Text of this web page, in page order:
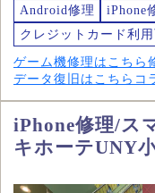
Android修理 iPhone
クレジットカード利
ゲーム機修理はこちら
データ復旧はこちら コ
iPhone修理/ス
キホーテUNY